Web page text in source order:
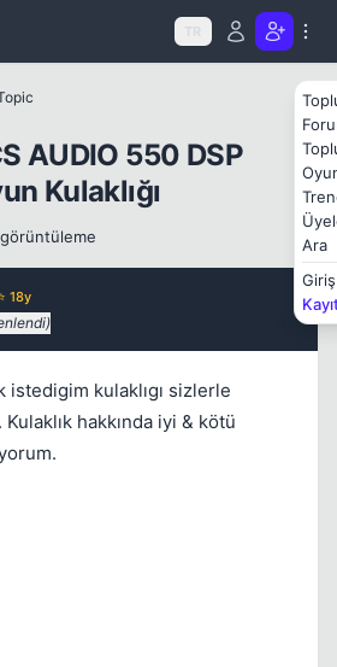
TR
Ara
Giriş
AUDIO 550 DSP
Kulaklığı
18y
istedigim kulaklıgı sizlerle
hakkında iyi & kötü
Kapat